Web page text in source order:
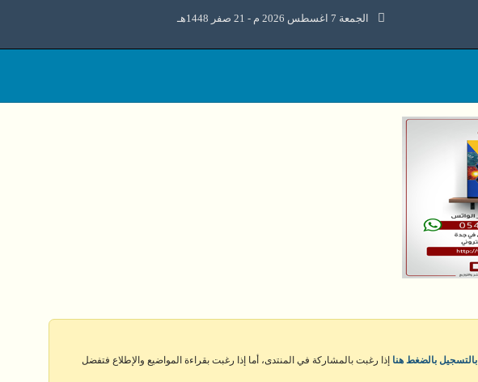
الجمعة 7 اغسطس 2026 م - 21 صفر 1448هـ
بالتسجيل بالضغط هنا إذا رغبت بالمشاركة في المنتدى، أما إذا رغبت بقراءة المواضيع والإطلاع فتفضل